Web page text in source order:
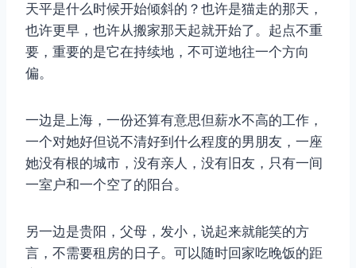
天平是什么时候开始倾斜的？也许是猫走的那天，
也许更早，也许从搬家那天起就开始了。起点不重
要，重要的是它在持续地，不可逆地往一个方向
偏。
一边是上海，一份还算有意思但薪水不高的工作，
一个对她好但说不清好到什么程度的男朋友，一座
她没有根的城市，没有亲人，没有旧友，只有一间
一室户和一个空了的阳台。
另一边是贵阳，父母，发小，说起来就能笑的方
言，不需要租房的日子。可以随时回家吃晚饭的距